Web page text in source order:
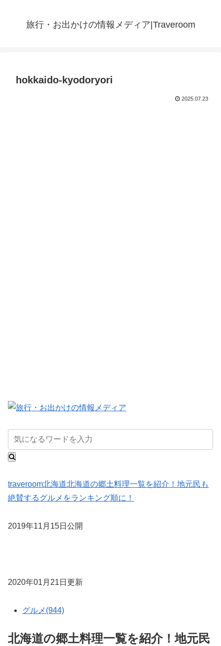
旅行・お出かけの情報メディア|Traveroom
hokkaido-kyodoryori
2025.07.23
traveroom北海道北海道の郷土料理一覧を紹介！地元民も
絶賛するグルメをランキング順に！
2019年11月15日公開
2020年01月21日更新
グルメ(944)
北海道の郷土料理一覧を紹介！地元民